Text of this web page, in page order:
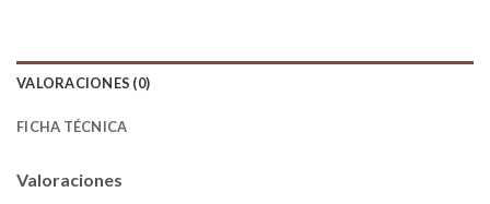
VALORACIONES (0)
FICHA TÉCNICA
Valoraciones